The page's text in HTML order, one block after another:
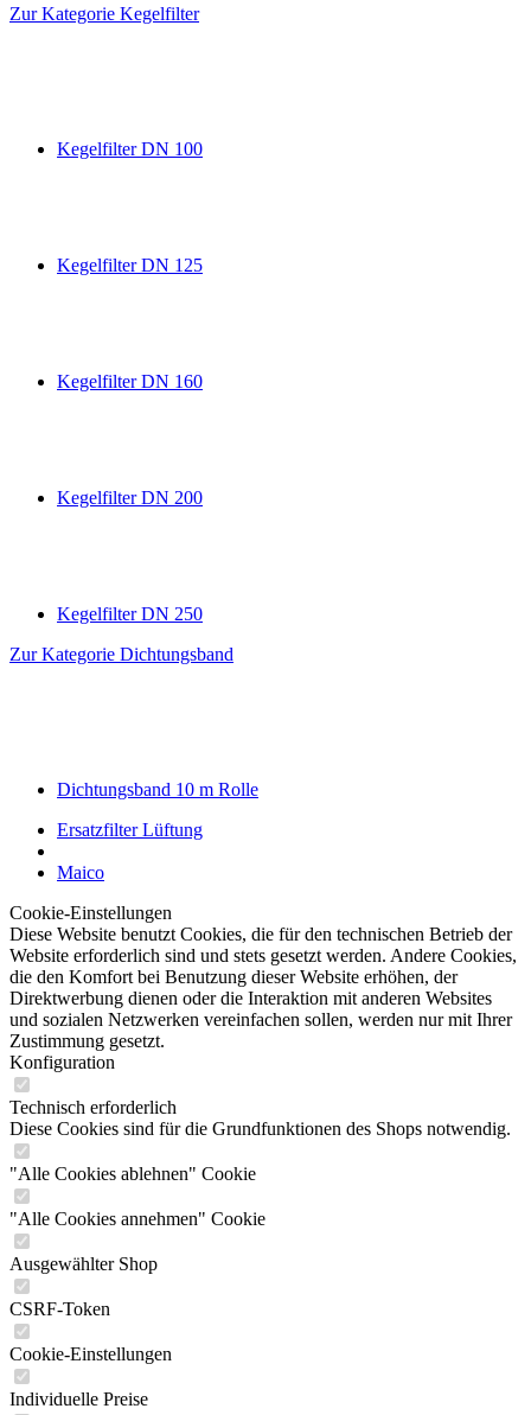
Zur Kategorie Kegelfilter
Kegelfilter DN 100
Kegelfilter DN 125
Kegelfilter DN 160
Kegelfilter DN 200
Kegelfilter DN 250
Zur Kategorie Dichtungsband
Dichtungsband 10 m Rolle
Ersatzfilter Lüftung
Maico
Cookie-Einstellungen
Diese Website benutzt Cookies, die für den technischen Betrieb der
Website erforderlich sind und stets gesetzt werden. Andere Cookies,
die den Komfort bei Benutzung dieser Website erhöhen, der
Direktwerbung dienen oder die Interaktion mit anderen Websites
und sozialen Netzwerken vereinfachen sollen, werden nur mit Ihrer
Zustimmung gesetzt.
Konfiguration
Technisch erforderlich
Diese Cookies sind für die Grundfunktionen des Shops notwendig.
"Alle Cookies ablehnen" Cookie
"Alle Cookies annehmen" Cookie
Ausgewählter Shop
CSRF-Token
Cookie-Einstellungen
Individuelle Preise